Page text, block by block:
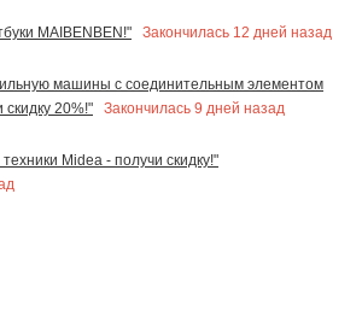
MAIBENBEN!"
Закончилась 12 дней назад
машины с соединительным элементом
20%!"
Закончилась 9 дней назад
Midea - получи скидку!"